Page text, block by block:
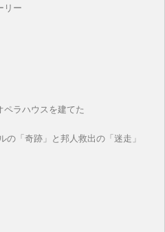
リー
ペラハウスを建てた
の「奇跡」と邦人救出の「迷走」